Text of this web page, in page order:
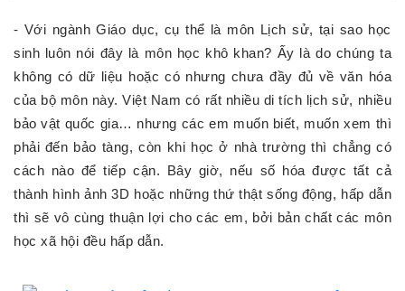
- Với ngành Giáo dục, cụ thể là môn Lịch sử, tại sao học
sinh luôn nói đây là môn học khô khan? Ấy là do chúng ta
không có dữ liệu hoặc có nhưng chưa đầy đủ về văn hóa
của bộ môn này. Việt Nam có rất nhiều di tích lịch sử, nhiều
bảo vật quốc gia… nhưng các em muốn biết, muốn xem thì
phải đến bảo tàng, còn khi học ở nhà trường thì chẳng có
cách nào để tiếp cận. Bây giờ, nếu số hóa được tất cả
thành hình ảnh 3D hoặc những thứ thật sống động, hấp dẫn
thì sẽ vô cùng thuận lợi cho các em, bởi bản chất các môn
học xã hội đều hấp dẫn.